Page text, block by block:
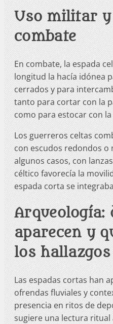
Uso militar y
combate
En combate, la espada
longitud la hacía idónea
cerrados y para
tanto para cortar con la
como para estocar con
Los guerreros celtas
con escudos redondos o
algunos casos, con
céltico favorecía la
espada corta se
Arqueología:
aparecen y
los hallazgos
Las espadas cortas han
ofrendas fluviales y
presencia en ritos de
sugiere una lectura ritual